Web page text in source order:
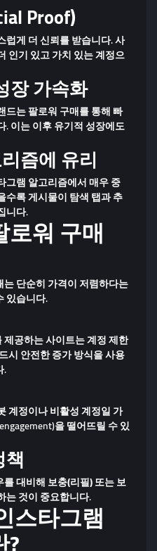
Proof)
게 더 신뢰를 받습니다. 사
인기 있고 가치 있는 계정으
장 가속화
드는 팔로워 구매를 통해 빠
. 이는 이후 유기적 성장에도
즘에 유리
그램 알고리즘에서 매우 중
수록 게시물이 탐색 탭과 추
니다.워 구매
단순히가격이 저렴하다는
있습니다.
공하는 사이트는 계정 제한
시 안전한 증가 방식을 사용
.
계정이나 비활성 계정일 가
을 떨어뜨릴 수 있
대비해보충(리필) 또는 보
는 것이 중요합니다.
스타그램